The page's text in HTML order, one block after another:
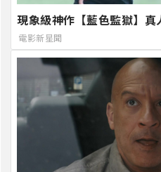
現象級神作【藍色監獄】
電影新星聞